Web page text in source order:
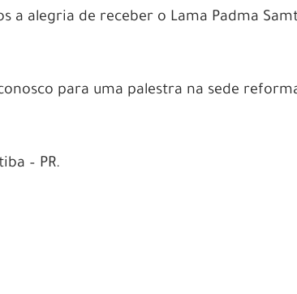
a alegria de receber o Lama Padma
para uma palestra na sede
– PR.